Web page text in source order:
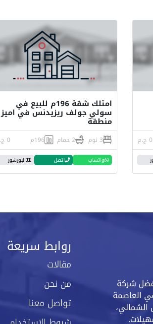
0 ج.م
امتلك شقة 196م للبيع في
سولي جولف ريزيدنس في اميز
منطقة
3 نوم 2 حمام 196م 0 ج.م
واتساب اتصل البورشور
شركة
العاصمة
الشمالي،
روابط سريعة
مقالات
من نحن
تواصل معنا